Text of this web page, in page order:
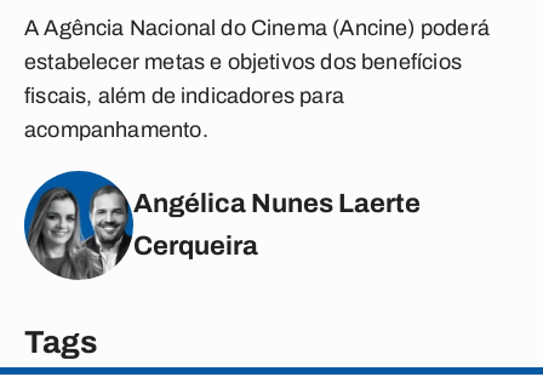
A Agência Nacional do Cinema (Ancine) poderá
estabelecer metas e objetivos dos benefícios
fiscais, além de indicadores para
acompanhamento.
Angélica Nunes Laerte
Cerqueira
Tags